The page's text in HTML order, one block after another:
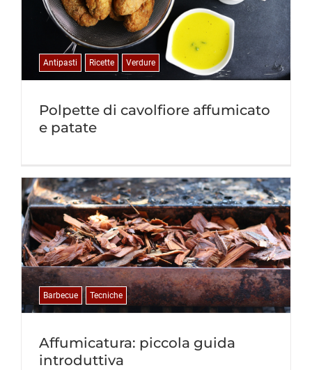
Polpette di cavolfiore affumicato
e patate
Antipasti Ricette Verdure
Affumicatura: piccola guida
introduttiva
Barbecue Tecniche